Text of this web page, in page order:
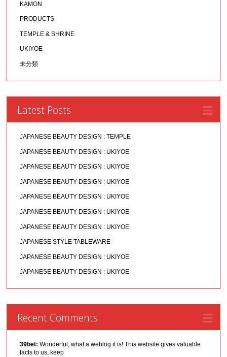
KAMON
PRODUCTS
TEMPLE & SHRINE
UKIYOE
未分類
Latest Posts
JAPANESE BEAUTY DESIGN : TEMPLE
JAPANESE BEAUTY DESIGN : UKIYOE
JAPANESE BEAUTY DESIGN : UKIYOE
JAPANESE BEAUTY DESIGN : UKIYOE
JAPANESE BEAUTY DESIGN : UKIYOE
JAPANESE BEAUTY DESIGN : UKIYOE
JAPANESE BEAUTY DESIGN : UKIYOE
JAPANESE STYLE TABLEWARE
JAPANESE BEAUTY DESIGN : UKIYOE
JAPANESE BEAUTY DESIGN : UKIYOE
Recent Comments
39bet: Wonderful, what a weblog it is! This website gives valuable
facts to us, keep